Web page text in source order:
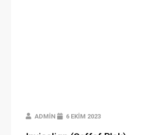
ADMIN 6 EKIM 2023